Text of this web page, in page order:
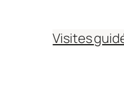
Visites